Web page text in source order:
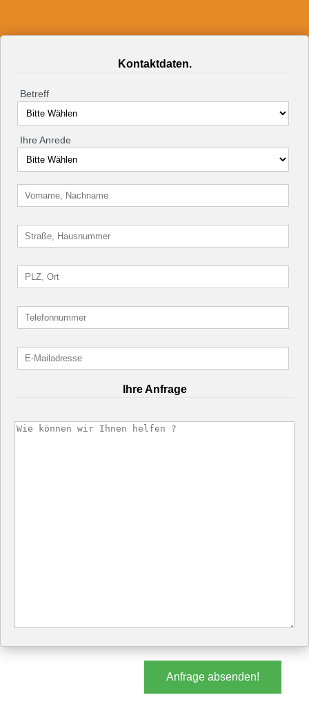
Kontaktdaten.
Betreff
Ihre Anrede
Ihre Anfrage
Anfrage absenden!